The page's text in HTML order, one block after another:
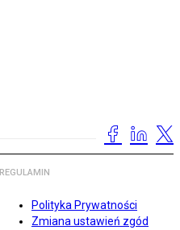
REGULAMIN
Polityka Prywatności
Zmiana ustawień zgód